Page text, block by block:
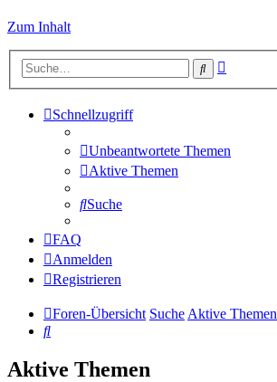
Zum Inhalt
Suche
Schnellzugriff
Unbeantwortete Themen
Aktive Themen
Suche
FAQ
Anmelden
Registrieren
Foren-Übersicht Suche Aktive Themen
Suche
Aktive Themen